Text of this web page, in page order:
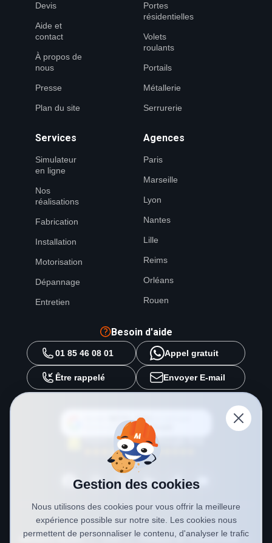
Devis
Aide et
contact
À propos de
nous
Presse
Plan du site
Portes
résidentielles
Volets
roulants
Portails
Métallerie
Serrurerie
Services
Simulateur
en ligne
Nos
réalisations
Fabrication
Installation
Motorisation
Dépannage
Entretien
Agences
Paris
Marseille
Lyon
Nantes
Lille
Reims
Orléans
Rouen
Besoin d'aide
01 85 46 08 01 Appel gratuit
Être rappelé Envoyer E-mail
METAL 2000
source préférée surGoogle
Mentions légales CGV Politique de confidentialité
Gestion des cookies
Nous utilisons des cookies pour vous offrir la meilleure
expérience possible sur notre site. Les cookies nous
permettent de personnaliser le contenu, d'analyser le trafic